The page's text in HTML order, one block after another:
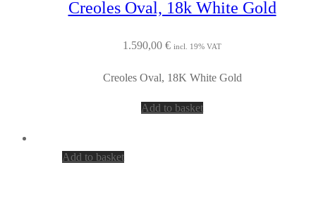
Creoles Oval, 18k White Gold
1.590,00 € incl. 19% VAT
Creoles Oval, 18K White Gold
Add to basket
Add to basket